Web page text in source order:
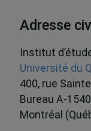
Adresse
Institut
Université du
400, rue
Bureau A-
Montréal